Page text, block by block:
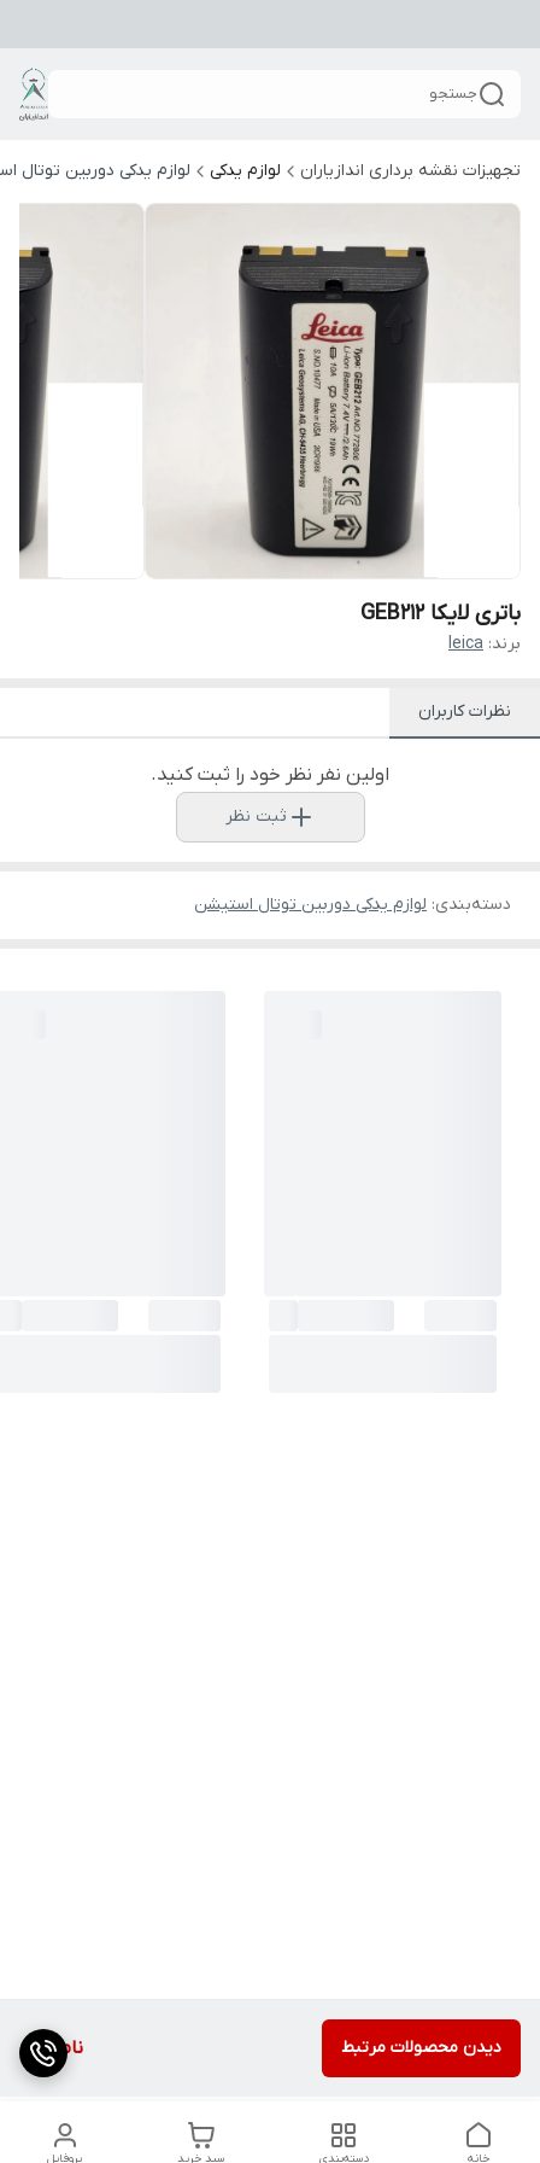
جستجو
تجهیزات نقشه برداری اندازیاران لوازم یدکی لوازم یدکی دوربین توتال
باتری لایکا GEB212
برند: leica
ناموجود دیدن محصولات مرتبط
نظرات کاربران
اولین نفر نظر خود را ثبت کنید.
ثبت نظر
دسته‌بندی: لوازم یدکی دوربین توتال استیشن
پروفایل سبد خرید دسته‌بندی خانه